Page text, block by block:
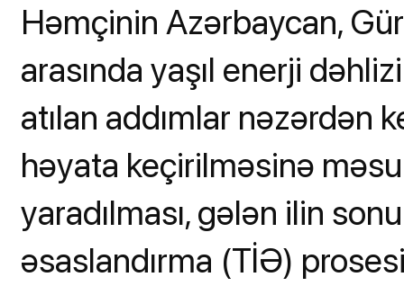
Həmçinin Azərbaycan,
arasında yaşıl enerji
atılan addımlar nəzərdən
həyata keçirilməsinə
yaradılması, gələn ilin
əsaslandırma (TİƏ)